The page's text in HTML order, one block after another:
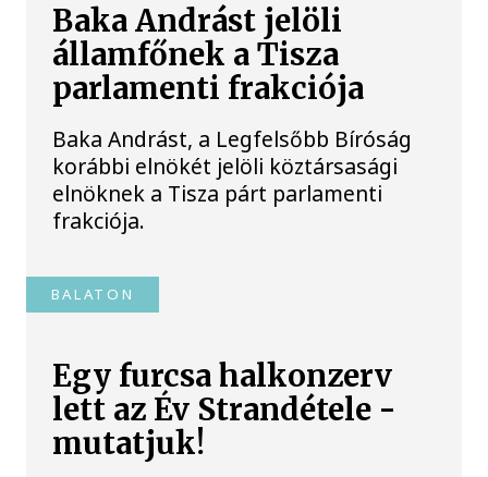
Baka Andrást jelöli
államfőnek a Tisza
parlamenti frakciója
Baka Andrást, a Legfelsőbb Bíróság
korábbi elnökét jelöli köztársasági
elnöknek a Tisza párt parlamenti
frakciója.
BALATON
Egy furcsa halkonzerv
lett az Év Strandétele -
mutatjuk!